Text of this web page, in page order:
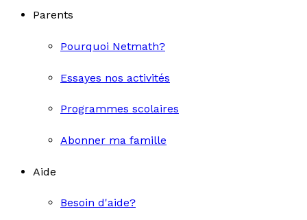
Parents
Pourquoi Netmath?
Essayes nos activités
Programmes scolaires
Abonner ma famille
Aide
Besoin d'aide?